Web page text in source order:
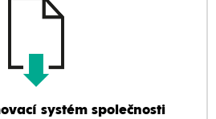
systém společnosti